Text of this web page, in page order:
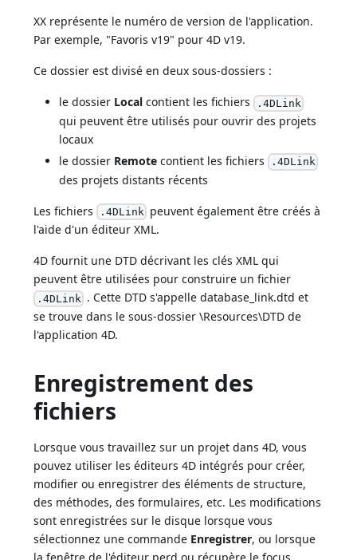
XX représente le numéro de version de l'application.
Par exemple, "Favoris v19" pour 4D v19.
Ce dossier est divisé en deux sous-dossiers :
le dossier Local contient les fichiers .4DLink
qui peuvent être utilisés pour ouvrir des projets
locaux
le dossier Remote contient les fichiers .4DLink
des projets distants récents
Les fichiers .4DLink peuvent également être créés à
l'aide d'un éditeur XML.
4D fournit une DTD décrivant les clés XML qui
peuvent être utilisées pour construire un fichier
.4DLink . Cette DTD s'appelle database_link.dtd et
se trouve dans le sous-dossier \Resources\DTD de
l'application 4D.
Enregistrement des
fichiers
Lorsque vous travaillez sur un projet dans 4D, vous
pouvez utiliser les éditeurs 4D intégrés pour créer,
modifier ou enregistrer des éléments de structure,
des méthodes, des formulaires, etc. Les modifications
sont enregistrées sur le disque lorsque vous
sélectionnez une commande Enregistrer, ou lorsque